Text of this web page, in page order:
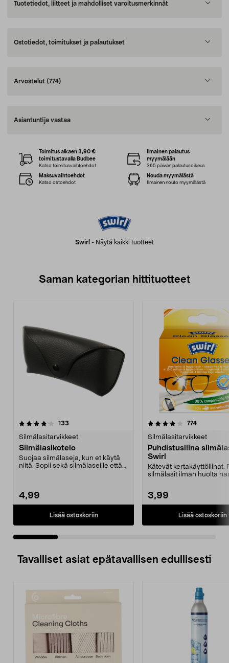
Tuotetiedot, liitteet ja mahdolliset varoitusmerkinnät
Ostotiedot, toimitukset ja palautukset
Arvostelut (774)
Asiantuntija vastaa
Swirl - Näytä kaikki tuotteet
Toimitus alkaen 3,90 €
toimitustavalla Budbee
Katso toimitusvaihtoehdot
Ilmainen palautus
myymälään
365 päivän palautusoikeus
Maksuvaihtoehdot
Katso ostoehdot
Nouda myymälästä
Ilmainen nouto myymälästä
Saman kategorian hittituotteet
133
Silmälasitarvikkeet
Silmälasikotelo
Suojaa silmälaseja, kun et käytä
niitä. Sopii sekä silmälaseille että
4,99
Lisää ostoskoriin
4.0 viidestä
774arvostelut
Silmälasitarvikkeet
Puhdistusliina
Swirl
Kätevät kertakäyttöliinat.
silmälasit ilman huolta
3,99
Lisää ostoskoriin
4.0 viidestä
Tavalliset asiat epätavallisen edullisesti